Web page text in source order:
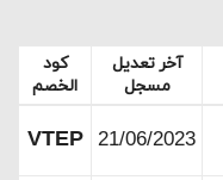
آخر تعديل
مسجل
كود
الخصم
21/06/2023
VTEP